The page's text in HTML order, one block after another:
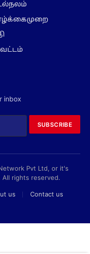
inbox
SUBSCRIBE
Pvt Ltd, or it's
All rights reserved.
us Contact us